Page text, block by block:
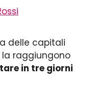
delle capitali
raggiungono
in tre giorni